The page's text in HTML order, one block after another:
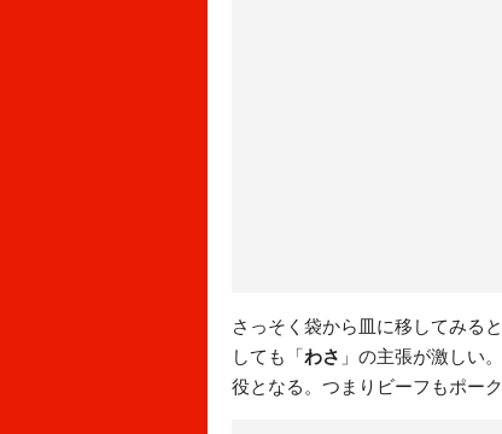
さっそく袋から皿に移してみる
しても「わさ 」の主張が激しい
役となる。つまりビーフもポー